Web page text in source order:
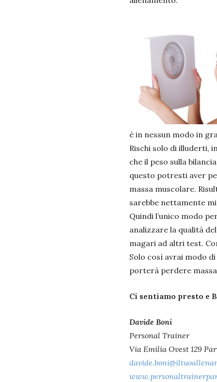
è in nessun modo in
Rischi solo di illuderti,
che il peso sulla
questo potresti aver
massa muscolare.
sarebbe nettamente
Quindi l’unico modo
analizzare la qualità
magari ad altri test.
Solo così avrai modo
porterà perdere
Ci sentiamo presto e
Davide Boni
Personal Trainer
Via Emilia Ovest 129